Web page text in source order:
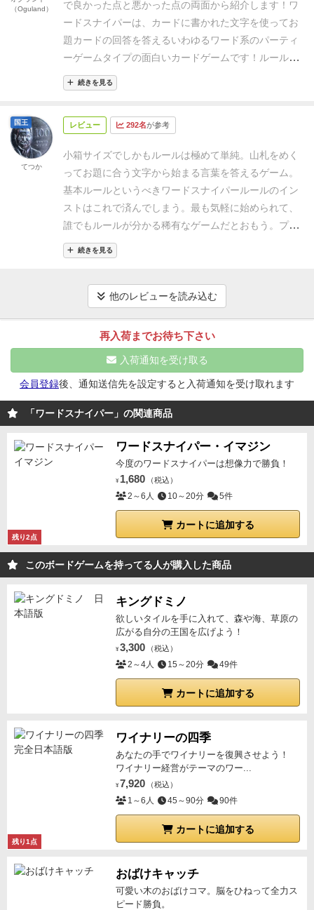
でしょうか。 ただ小箱でサクッと遊べるワードゲーム
という意味で、試してみる価値は充分にあるゲームだ
と思います。
で良かった点と悪かった点の両面から紹介します！ ワ
ードスナイパーは、カードに書かれた文字を使ってお
題カードの回答を答えるいわゆるワード系のパーティ
ーゲームタイプの面白いカードゲームです！ ルール説
明が非常に簡単で、ゲーム初心者の方でもすぐに遊ぶ
ことが出来ます。ゲームとゲームの合間などの短い時
ったりな部分もありますし、ヒラメキの得意不得意が
（Like） ▶2pt.≪★★≫ おすすめ度
（Recommended） ▶3pt.≪★★★≫子どもと度
（With kids） ▶4pt.≪★★★★≫
ワードスナイパー
の簡単なゲームの流れとルール解説はこちらをご覧く
ださい！
続きを見る
（Oguland）
レビュー 292名が参考
小箱サイズでしかもルールは極めて単純。 山札をめく
ってお題に合う文字から始まる言葉を答えるゲーム。
基本ルールというべきワードスナイパールールのイン
ストはこれで済んでしまう。 最も気軽に始められて、
誰でもルールが分かる稀有なゲームだとおもう。 プレ
イ人数も2〜6人となっているが、人数上限は無くても
いいのではないかと、外野の人もガンガンぶっ込んで
のは通常はNGだと思うが、このゲームに関しては許さ
いるところにサラッとみんなが納得出来る回答を呟け
ば、きっとみんなはあなたのことを羨望の眼差しで見
ることでしょう笑ただボキャブラリーがどうしても問
われるゲームなので、5歳から出来るとはなっている
がなかなかお子さんがやるのは難しかったり、あとお
題が都道府県など詰まりやすいお題が入っているのが
れている文字だけで作るマルチターゲットは、ワード
スナイパーや、ワードスナイパーリバースに比べ一気
ナイパールールがオススメ。とはいえ軽量級ゲームで
はバツグンの面白さ、場が盛り上がる可能性十分なの
で、ボードゲームをやる以外の場、飲み会が合コンで
も場を盛り上げるポテンシャルを秘めているのでカバ
ンの中に1つ潜ませておくのをオススメします。
秋のゲムマで自分でお題や文字を決められるブランク
カードやファミリーエディションが発売されるのでお
子さんへの敷居は下がると期待。もっと歯応えのある
ワードスナイパーを希望の方用にミニ拡張も出るとの
ことなのでそちらにも期待してます。
続きを見る
国王
てつか
他のレビューを読み込む
再入荷までお待ち下さい
入荷通知を受け取る
会員登録後、通知送信先を設定すると入荷通知を受け取れます
「ワードスナイパー」の関連商品
残り2点
ワードスナイパー・イマジン
今度のワードスナイパーは想像力で勝負！
¥ 1,680 （税込）
2～6人 10～20分 5件
カートに追加する
このボードゲームを持ってる人が購入した商品
キングドミノ
欲しいタイルを手に入れて、森や海、草原の
広がる自分の王国を広げよう！
¥ 3,300 （税込）
2～4人 15～20分 49件
カートに追加する
残り1点
ワイナリーの四季
あなたの手でワイナリーを復興させよう！
ワイナリー経営がテーマのワー...
¥ 7,920 （税込）
1～6人 45～90分 90件
カートに追加する
おばけキャッチ
可愛い木のおばけコマ。脳をひねって全力ス
ピード勝負。